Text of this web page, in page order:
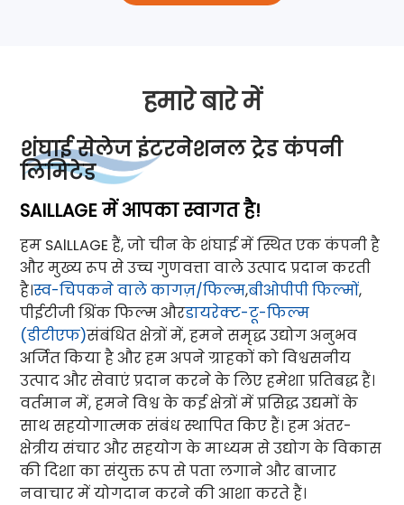
हमारे बारे में
शंघाई सेलेज इंटरनेशनल ट्रेड कंपनी
लिमिटेड
SAILLAGE में आपका स्वागत है!
हम SAlLLAGE हैं, जो चीन के शंघाई में स्थित एक कंपनी है
और मुख्य रूप से उच्च गुणवत्ता वाले उत्पाद प्रदान करती
है।स्व-चिपकने वाले कागज़/फिल्म,बीओपीपी फिल्मों,
पीईटीजी श्रिंक फिल्म औरडायरेक्ट-टू-फिल्म
(डीटीएफ)संबंधित क्षेत्रों में, हमने समृद्ध उद्योग अनुभव
अर्जित किया है और हम अपने ग्राहकों को विश्वसनीय
उत्पाद और सेवाएं प्रदान करने के लिए हमेशा प्रतिबद्ध हैं।
वर्तमान में, हमने विश्व के कई क्षेत्रों में प्रसिद्ध उद्यमों के
साथ सहयोगात्मक संबंध स्थापित किए हैं। हम अंतर-
क्षेत्रीय संचार और सहयोग के माध्यम से उद्योग के विकास
की दिशा का संयुक्त रूप से पता लगाने और बाजार
नवाचार में योगदान करने की आशा करते हैं।